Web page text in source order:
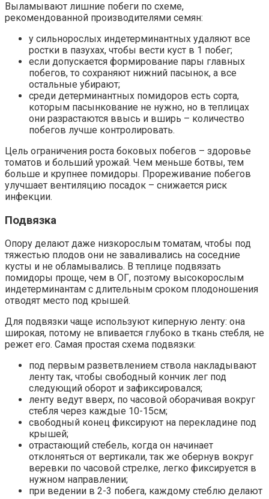
Выламывают лишние побеги по схеме,
рекомендованной производителями семян:
у сильнорослых индетерминантных удаляют все
ростки в пазухах, чтобы вести куст в 1 побег;
если допускается формирование пары главных
побегов, то сохраняют нижний пасынок, а все
остальные убирают;
среди детерминантных помидоров есть сорта,
которым пасынкование не нужно, но в теплицах
они разрастаются ввысь и вширь – количество
побегов лучше контролировать.
Цель ограничения роста боковых побегов – здоровье
томатов и больший урожай. Чем меньше ботвы, тем
больше и крупнее помидоры. Прореживание побегов
улучшает вентиляцию посадок – снижается риск
инфекции.
Подвязка
Опору делают даже низкорослым томатам, чтобы под
тяжестью плодов они не заваливались на соседние
кусты и не обламывались. В теплице подвязать
помидоры проще, чем в ОГ, поэтому высокорослым
индетерминантам с длительным сроком плодоношения
отводят место под крышей.
Для подвязки чаще используют киперную ленту: она
широкая, потому не впивается глубоко в ткань стебля, не
режет его. Самая простая схема подвязки:
под первым разветвлением ствола накладывают
ленту так, чтобы свободный кончик лег под
следующий оборот и зафиксировался;
ленту ведут вверх, по часовой оборачивая вокруг
стебля через каждые 10-15см;
свободный конец фиксируют на перекладине под
крышей;
отрастающий стебель, когда он начинает
отклоняться от вертикали, так же обернув вокруг
веревки по часовой стрелке, легко фиксируется в
нужном направлении;
при ведении в 2-3 побега, каждому стеблю делают